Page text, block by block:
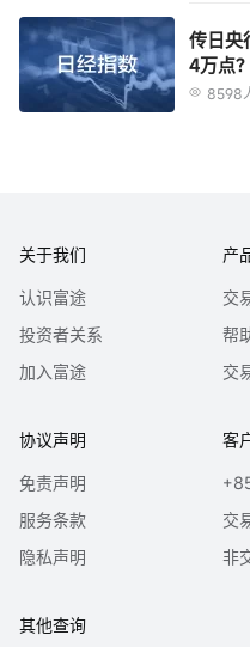
而非考虑任何某特定收取者的特定
告内的任何资料或意见均不构成或
或征求购入或出售任何证券，有关
未必适合所有投资者，阅览本报告
本报告提供给某接收人是基于该接
若有任何关于富途证券研究报告的
本报告中的任何内容均不得解释为
买本研究报告中所提及的证券都应
证券的招股说明书等。
对本研究报告所评论的上市法团的
接或间接，所收取之报酬没有任何
分析员确认分析员本人及其有联系
报告发出后3个营业日内交易报告内
报告作者为香港证监会持牌人士，
传日央
4万点?
8598
关于我们
认识富途
投资者关系
加入富途
产
交
帮
交
协议声明
免责声明
服务条款
隐私声明
客
交
非
其他查询